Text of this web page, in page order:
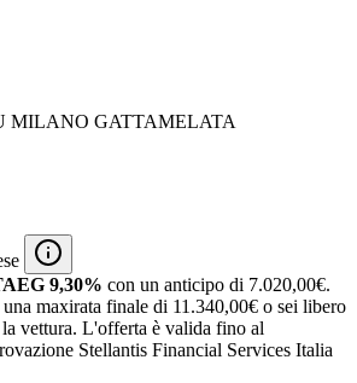
MILANO GATTAMELATA
9,30% con un anticipo di 7.020,00€.
maxirata finale di 11.340,00€ o sei libero
vettura. L'offerta è valida fino al
Stellantis Financial Services Italia